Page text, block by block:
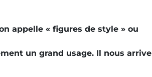
appelle « figures de style » ou
un grand usage. Il nous arrive